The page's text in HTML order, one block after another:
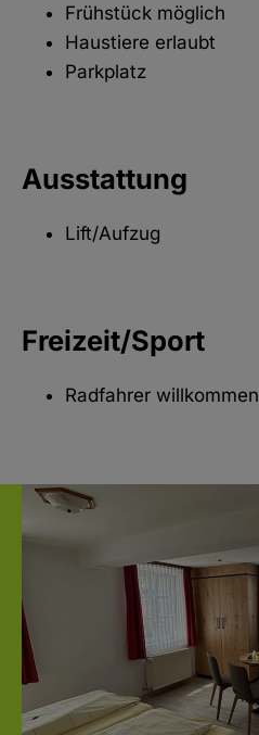
Frühstück möglich
Haustiere erlaubt
Parkplatz
Ausstattung
Lift/Aufzug
Freizeit/Sport
Radfahrer willkommen